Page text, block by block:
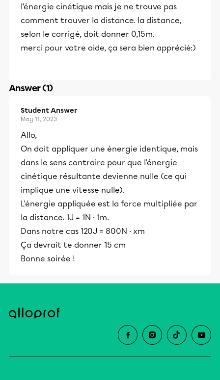
l’énergie cinétique mais je ne trouve pas
comment trouver la distance. la distance,
selon le corrigé, doit donner 0,15m.
merci pour votre aide, ça sera bien apprécié:)
Answer (1)
Student Answer
May 11, 2023
Allo,
On doit appliquer une énergie identique, mais
dans le sens contraire pour que l'énergie
cinétique résultante devienne nulle (ce qui
implique une vitesse nulle).
L'énergie appliquée est la force multipliée par
la distance. 1J = 1N · 1m.
Dans notre cas 120J = 800N · xm
Ça devrait te donner 15 cm
Bonne soirée !